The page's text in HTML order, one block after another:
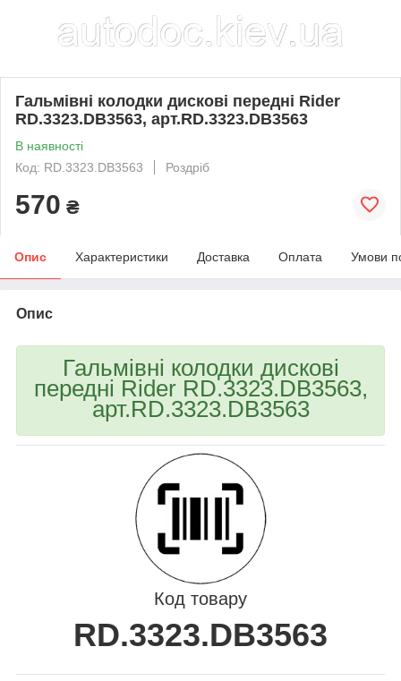
Гальмівні колодки дискові передні Rider
RD.3323.DB3563, арт.RD.3323.DB3563
В наявності
Код: RD.3323.DB3563
Роздріб
570 ₴
Опис Характеристики Доставка Оплата Умови
Опис
Гальмівні колодки дискові
передні Rider RD.3323.DB3563,
арт.RD.3323.DB3563
Код товару
RD.3323.DB3563